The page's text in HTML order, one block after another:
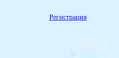
Регистрация